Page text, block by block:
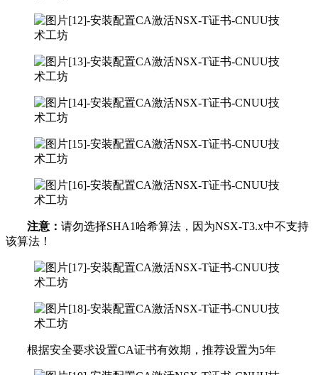
注意： 请勿选择SHA1哈希算法，因为NSX-T3.x中不支持
该算法！
根据安全要求设置CA证书有效期，推荐设置为5年